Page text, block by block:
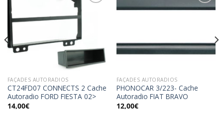
wishlist
FAÇADES AUTORADIOS
CT24FD07 CONNECTS 2 Cache
Autoradio FORD FIESTA 02>
14,00€
wishlist
FAÇADES AUTORADIOS
PHONOCAR 3/223- Cache
Autoradio FIAT BRAVO
12,00€